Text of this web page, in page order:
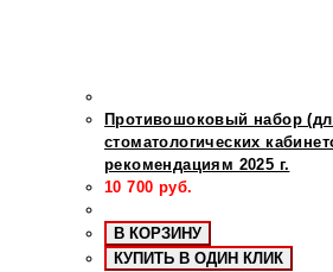
Противошоковый набор
стоматологических
рекомендациям 2025 г.
10 700 руб.
В КОРЗИНУ
КУПИТЬ В ОДИН КЛИК